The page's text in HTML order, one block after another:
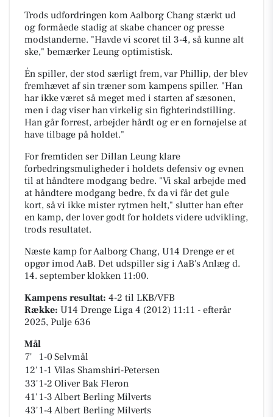
Trods udfordringen kom Aalborg Chang stærkt ud
og formåede stadig at skabe chancer og presse
modstanderne. "Havde vi scoret til 3-4, så kunne alt
ske," bemærker Leung optimistisk.
Én spiller, der stod særligt frem, var Phillip, der blev
fremhævet af sin træner som kampens spiller. "Han
har ikke været så meget med i starten af sæsonen,
men i dag viser han virkelig sin fighterindstilling.
Han går forrest, arbejder hårdt og er en fornøjelse at
have tilbage på holdet."
For fremtiden ser Dillan Leung klare
forbedringsmuligheder i holdets defensiv og evnen
til at håndtere modgang bedre. "Vi skal arbejde med
at håndtere modgang bedre, fx da vi får det gule
kort, så vi ikke mister rytmen helt," slutter han efter
en kamp, der lover godt for holdets videre udvikling,
trods resultatet.
Næste kamp for Aalborg Chang, U14 Drenge er et
opgør imod AaB. Det udspiller sig i AaB's Anlæg d.
14. september klokken 11:00.
Kampens resultat: 4-2 til LKB/VFB
Række: U14 Drenge Liga 4 (2012) 11:11 - efterår
2025, Pulje 636
Mål
7'
1-0Selvmål
12' 1-1 Vilas Shamshiri-Petersen
33'1-2 Oliver Bak Fleron
41' 1-3 Albert Berling Milverts
43'1-4 Albert Berling Milverts